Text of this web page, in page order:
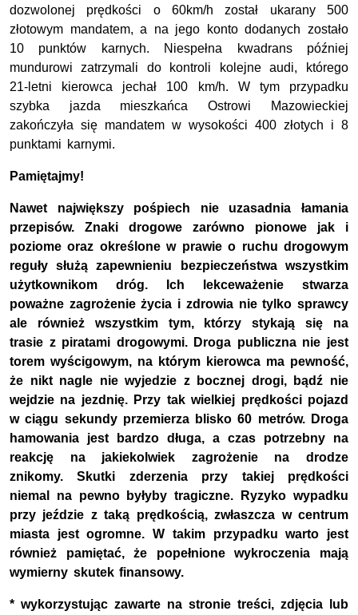
dozwolonej prędkości o 60km/h został ukarany 500
złotowym mandatem, a na jego konto dodanych zostało
10 punktów karnych. Niespełna kwadrans później
mundurowi zatrzymali do kontroli kolejne audi, którego
21-letni kierowca jechał 100 km/h. W tym przypadku
szybka jazda mieszkańca Ostrowi Mazowieckiej
zakończyła się mandatem w wysokości 400 złotych i 8
punktami karnymi.
Pamiętajmy!
Nawet największy pośpiech nie uzasadnia łamania
przepisów. Znaki drogowe zarówno pionowe jak i
poziome oraz określone w prawie o ruchu drogowym
reguły służą zapewnieniu bezpieczeństwa wszystkim
użytkownikom dróg. Ich lekceważenie stwarza
poważne zagrożenie życia i zdrowia nie tylko sprawcy
ale również wszystkim tym, którzy stykają się na
trasie z piratami drogowymi. Droga publiczna nie jest
torem wyścigowym, na którym kierowca ma pewność,
że nikt nagle nie wyjedzie z bocznej drogi, bądź nie
wejdzie na jezdnię. Przy tak wielkiej prędkości pojazd
w ciągu sekundy przemierza blisko 60 metrów. Droga
hamowania jest bardzo długa, a czas potrzebny na
reakcję na jakiekolwiek zagrożenie na drodze
znikomy. Skutki zderzenia przy takiej prędkości
niemal na pewno byłyby tragiczne. Ryzyko wypadku
przy jeździe z taką prędkością, zwłaszcza w centrum
miasta jest ogromne. W takim przypadku warto jest
również pamiętać, że popełnione wykroczenia mają
wymierny skutek finansowy.
* wykorzystując zawarte na stronie treści, zdjęcia lub